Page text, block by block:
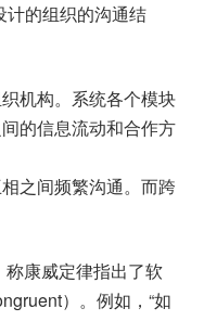
计的组织的沟通结
机构。系统各个模块
的信息流动和合作方
之间频繁沟通。而跨
称康威定律指出了软
）。例如，“如